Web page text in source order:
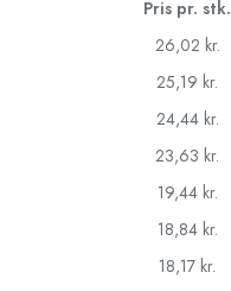
Pris pr. stk.
26,02 kr.
25,19 kr.
24,44 kr.
23,63 kr.
19,44 kr.
18,84 kr.
18,17 kr.